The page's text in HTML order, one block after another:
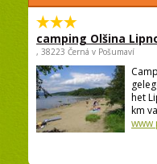
camping Olšina
, 38223 Černá v Pošumaví
het
km
www